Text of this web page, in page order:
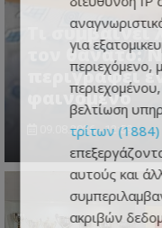
Τι
τον θάνατο:
περιγράφει
φαινόμενο
09.08.2026 - 12:59
για
περιεχόμενο,
βελτίωση
τρίτων (1884)
αυτούς και
ακριβών